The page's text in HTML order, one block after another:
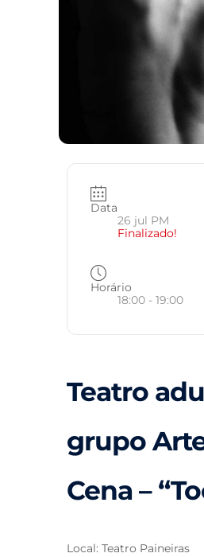
Data
26 jul PM
Finalizado!
Horário
18:00 - 19:00
Teatro
grupo
Cena –
Local: Teatro Paineiras